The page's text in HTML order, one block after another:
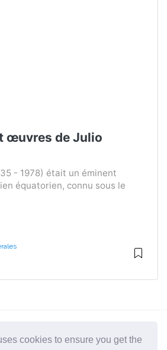
cookies to ensure you get the
œuvres de Julio
- 1978) était un éminent
équatorien, connu sous le